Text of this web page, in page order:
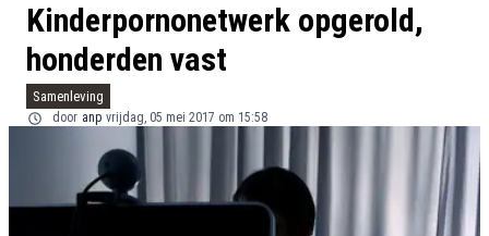
Kinderpornonetwerk opgerold,
honderden vast
Samenleving
door anp vrijdag, 05 mei 2017 om 15:58